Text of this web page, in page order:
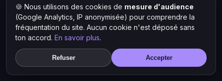
cookies
🍪 Nous utilisons des cookies de mesure d'audience
(Google Analytics, IP anonymisée) pour comprendre la
fréquentation du site. Aucun cookie n'est déposé sans
ton accord. En savoir plus.
Refuser Accepter